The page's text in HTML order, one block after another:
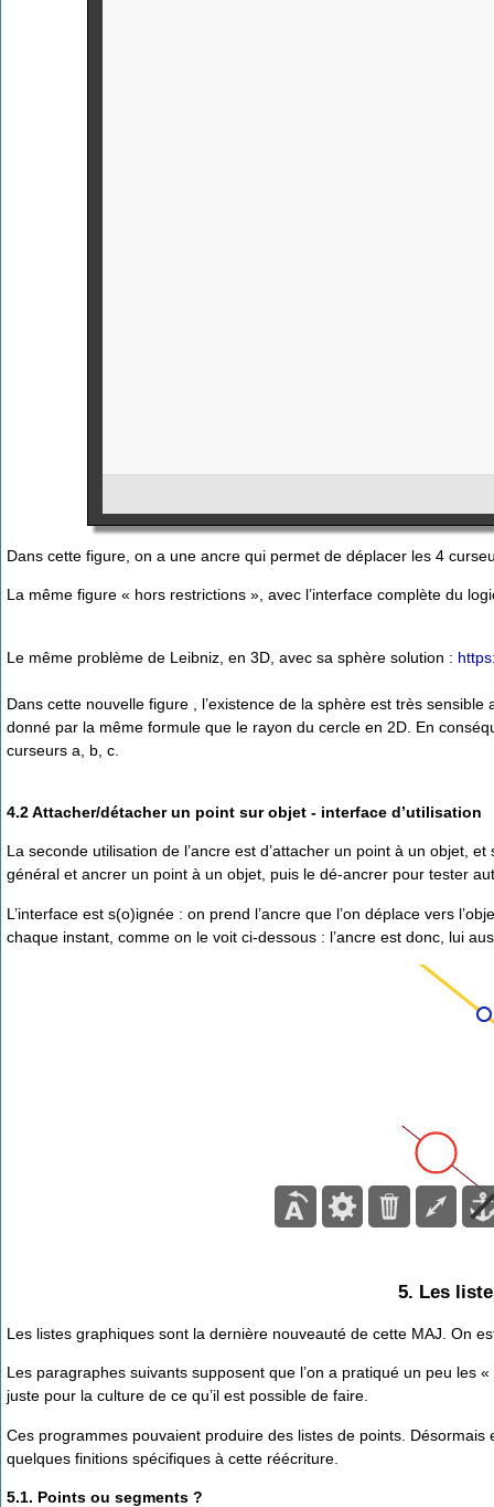
Dans cette figure, on a une ancre qui permet de déplacer les 4
La même figure « hors restrictions », avec l’interface complète du
Le même problème de Leibniz, en 3D, avec sa sphère solution :
Dans cette nouvelle figure , l’existence de la sphère est très
donné par la même formule que le rayon du cercle en 2D. En
curseurs a, b, c.
4.2 Attacher/détacher un point sur objet - interface d’utilisation
La seconde utilisation de l’ancre est d’attacher un point à un objet,
général et ancrer un point à un objet, puis le dé-ancrer pour tester
L’interface est s(o)ignée : on prend l’ancre que l’on déplace vers
chaque instant, comme on le voit ci-dessous : l’ancre est donc, lui
5. Les
Les listes graphiques sont la dernière nouveauté de cette MAJ. On
Les paragraphes suivants supposent que l’on a pratiqué un peu
juste pour la culture de ce qu’il est possible de faire.
Ces programmes pouvaient produire des listes de points.
quelques finitions spécifiques à cette réécriture.
5.1. Points ou segments ?